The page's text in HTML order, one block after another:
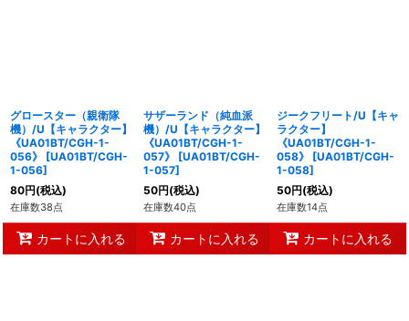
グロースター（親衛隊
機）/U【キャラクター】
《UA01BT/CGH-1-
056》
[UA01BT/CGH-
1-056]
80円(税込)
在庫数38点
カートに入れる
サザーランド（純血派
機）/U【キャラクター】
《UA01BT/CGH-1-
057》
[UA01BT/CGH-
1-057]
50円(税込)
在庫数40点
カートに入れる
ジークフリート/U【キャ
ラクター】
《UA01BT/CGH-1-
058》
[UA01BT/CGH-
1-058]
50円(税込)
在庫数14点
カートに入れる